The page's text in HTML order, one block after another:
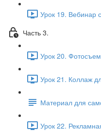
Урок 19. Вебинар
Часть 3.
Урок 20.
Урок 21. Коллаж
Материал для
Урок 22.